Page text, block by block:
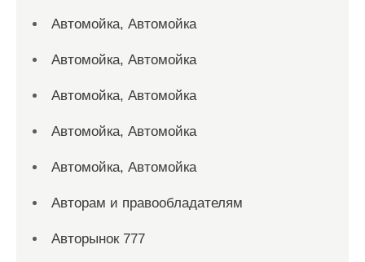
Автомойка, Автомойка
Автомойка, Автомойка
Автомойка, Автомойка
Автомойка, Автомойка
Автомойка, Автомойка
Авторам и правообладателям
Авторынок 777